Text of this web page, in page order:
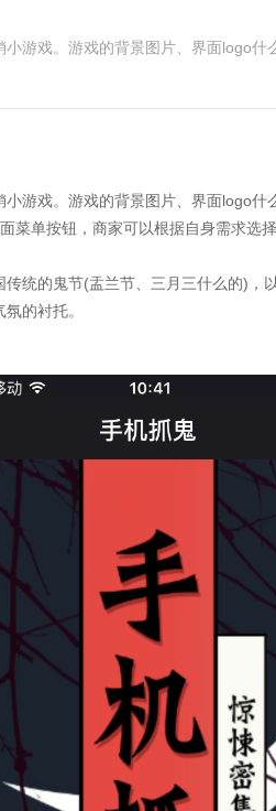
游戏。游戏的背景图片、界面logo
游戏。游戏的背景图片、界面logo
菜单按钮，商家可以根据自身需求选择
传统的鬼节(盂兰节、三月三什么的)
的衬托。